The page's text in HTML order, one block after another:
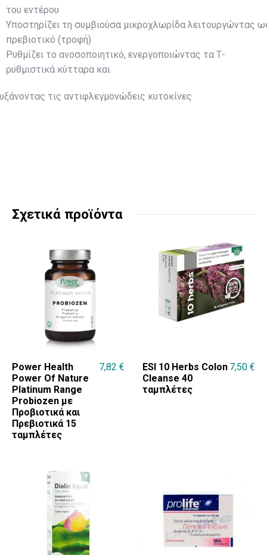
του εντέρου
Υποστηρίζει τη συμβιούσα μικροχλωρίδα λειτουργώντας
πρεβιοτικό (τροφή)
Ρυθμίζει το ανοσοποιητικό, ενεργοποιώντας τα Τ-
ρυθμιστικά κύτταρα και
τις αντιφλεγμονώδεις κυτοκίνες
Σχετικά προϊόντα
Power Health
Power Of Nature
Platinum Range
Probiozen με
Προβιοτικά και
Πρεβιοτικά 15
ταμπλέτες
7,82 €
ESI 10 Herbs Colon
Cleanse 40
ταμπλέτες
7,50 €